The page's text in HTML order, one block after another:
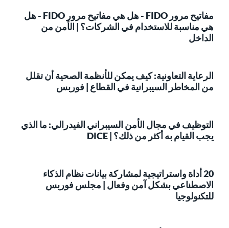
مفاتيح مرور FIDO - هل هي مفاتيح مرور FIDO - هل
هي مناسبة للاستخدام في الشركات؟ | الأمن من
الداخل
الرعاية التعاونية: كيف يمكن للأنظمة الصحية أن تقلل
من المخاطر السيبرانية في القطاع | فوربس
التوظيف في مجال الأمن السيبراني الفيدرالي: ما الذي
يجب القيام به أكثر من ذلك؟ | DICE
20 أداة واستراتيجية لمشاركة بيانات نظام الذكاء
الاصطناعي بشكل آمن وفعال | مجلس فوربس
للتكنولوجيا